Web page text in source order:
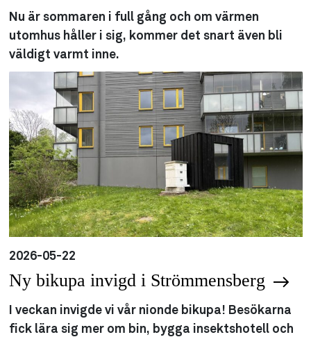
Nu är sommaren i full gång och om värmen
utomhus håller i sig, kommer det snart även bli
väldigt varmt inne.
2026-05-22
Ny bikupa invigd i Strömmensberg
I veckan invigde vi vår nionde bikupa! Besökarna
fick lära sig mer om bin, bygga insektshotell och